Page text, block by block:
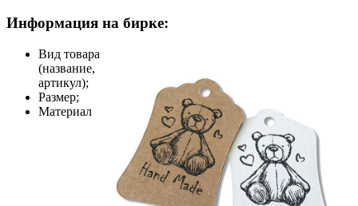
Информация на бирке:
Вид товара
(название,
артикул);
Размер;
Материал